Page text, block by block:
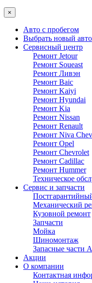
×
Авто с пробегом
Выбрать новый
Сервисный центр
Ремонт Jetour
Ремонт Soueast
Ремонт Ливэн
Ремонт Baic
Ремонт Kaiyi
Ремонт Hyundai
Ремонт Kia
Ремонт Nissan
Ремонт Renault
Ремонт Niva
Ремонт Opel
Ремонт Chevrolet
Ремонт Cadillac
Ремонт Hummer
Техническое
Сервис и запчасти
Механический
Кузовной ремонт
Запчасти
Мойка
Шиномонтаж
Запасные части
Акции
О компании
Контактная